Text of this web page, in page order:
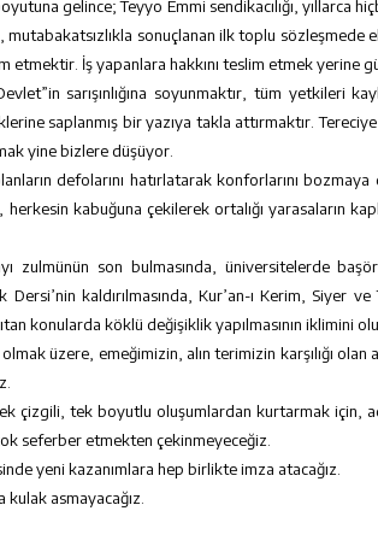
boyutuna gelince; Teyyo Emmi sendikacılığı,
sonuçlanan ilk toplu sözleşmede
İş yapanlara hakkını teslim etmek yerine
sarışınlığına soyunmaktır, tüm yetkileri
saplanmış bir yazıya takla attırmaktır.
yine bizlere düşüyor.
defolarını hatırlatarak konforlarını
kabuğuna çekilerek ortalığı yarasaların
zulmünün son bulmasında, üniversitelerde
Dersi’nin kaldırılmasında, Kur’an-ı Kerim,
konularda köklü değişiklik yapılmasının iklimini
üzere, emeğimizin, alın terimizin karşılığı
çizgili, tek boyutlu oluşumlardan kurtarmak için,
seferber etmekten çekinmeyeceğiz.
yeni kazanımlara hep birlikte imza atacağız.
asmayacağız.